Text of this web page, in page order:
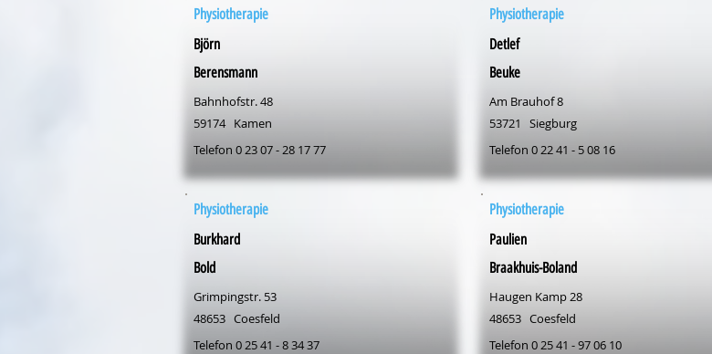
Physiotherapie
Björn
Berensmann
Bahnhofstr. 48
59174 Kamen
Telefon 0 23 07 - 28 17 77
Physiotherapie
Burkhard
Bold
Grimpingstr. 53
48653 Coesfeld
Telefon 0 25 41 - 8 34 37
Physiotherapie
Detlef
Beuke
Am Brauhof 8
53721
Siegburg
Telefon 0 22 41 - 5 08 16
Physiotherapie
Paulien
Braakhuis-Boland
Haugen Kamp 28
48653 Coesfeld
Telefon 0 25 41 - 97 06 10